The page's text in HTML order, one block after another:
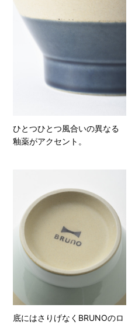
ひとつひとつ風合いの異なる
釉薬がアクセント。
底にはさりげなくBRUNOのロ